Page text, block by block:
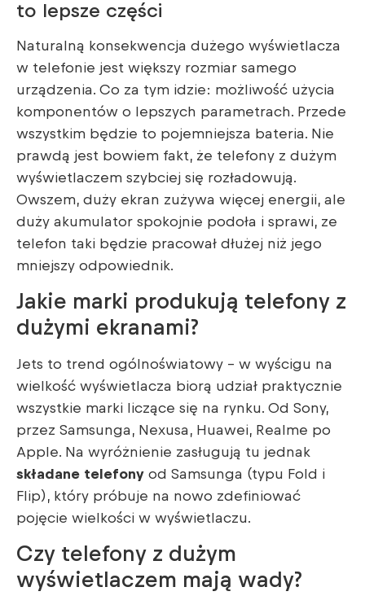
to lepsze części
Naturalną konsekwencja dużego wyświetlacza
w telefonie jest większy rozmiar samego
urządzenia. Co za tym idzie: możliwość użycia
komponentów o lepszych parametrach. Przede
wszystkim będzie to pojemniejsza bateria. Nie
prawdą jest bowiem fakt, że telefony z dużym
wyświetlaczem szybciej się rozładowują.
Owszem, duży ekran zużywa więcej energii, ale
duży akumulator spokojnie podoła i sprawi, ze
telefon taki będzie pracował dłużej niż jego
mniejszy odpowiednik.
Jakie marki produkują telefony z
dużymi ekranami?
Jets to trend ogólnoświatowy – w wyścigu na
wielkość wyświetlacza biorą udział praktycznie
wszystkie marki liczące się na rynku. Od Sony,
przez Samsunga, Nexusa, Huawei, Realme po
Apple. Na wyróżnienie zasługują tu jednak
składane telefony od Samsunga (typu Fold i
Flip), który próbuje na nowo zdefiniować
pojęcie wielkości w wyświetlaczu.
Czy telefony z dużym
wyświetlaczem mają wady?